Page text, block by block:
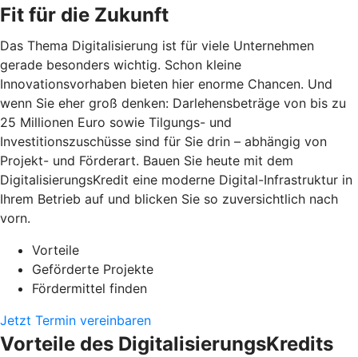
Fit für die Zukunft
Das Thema Digitalisierung ist für viele Unternehmen
gerade besonders wichtig. Schon kleine
Innovationsvorhaben bieten hier enorme Chancen. Und
wenn Sie eher groß denken: Darlehensbeträge von bis zu
25 Millionen Euro sowie Tilgungs- und
Investitionszuschüsse sind für Sie drin – abhängig von
Projekt- und Förderart. Bauen Sie heute mit dem
DigitalisierungsKredit eine moderne Digital-Infrastruktur in
Ihrem Betrieb auf und blicken Sie so zuversichtlich nach
vorn.
Vorteile
Geförderte Projekte
Fördermittel finden
Jetzt Termin vereinbaren
Vorteile des DigitalisierungsKredits